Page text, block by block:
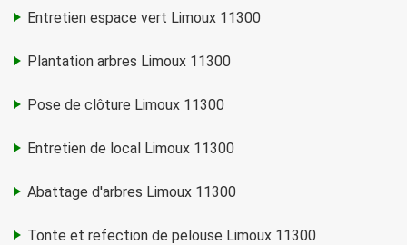
Entretien espace vert Limoux 11300
Plantation arbres Limoux 11300
Pose de clôture Limoux 11300
Entretien de local Limoux 11300
Abattage d'arbres Limoux 11300
Tonte et refection de pelouse Limoux 11300